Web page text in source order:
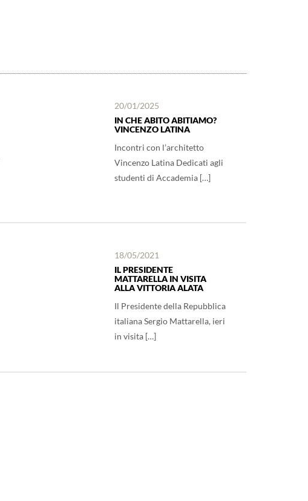
20/01/2025
IN CHE ABITO ABITIAMO?
VINCENZO LATINA
Incontri con l’architetto
Vincenzo Latina Dedicati agli
studenti di Accademia […]
18/05/2021
IL PRESIDENTE
MATTARELLA IN VISITA
ALLA VITTORIA ALATA
Il Presidente della Repubblica
italiana Sergio Mattarella, ieri
in visita […]